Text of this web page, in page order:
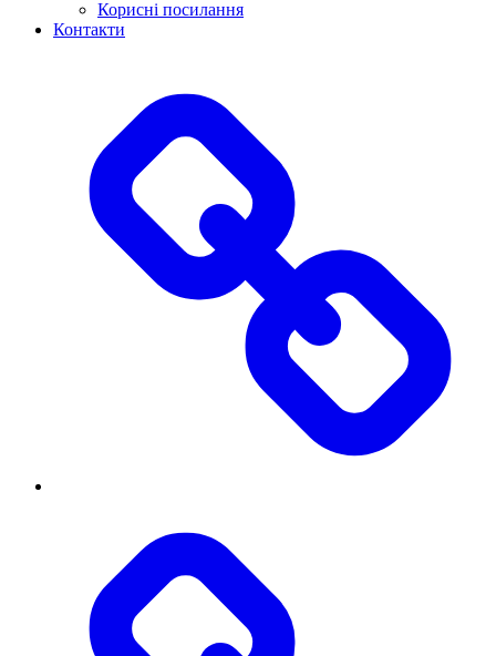
Корисні посилання
Контакти